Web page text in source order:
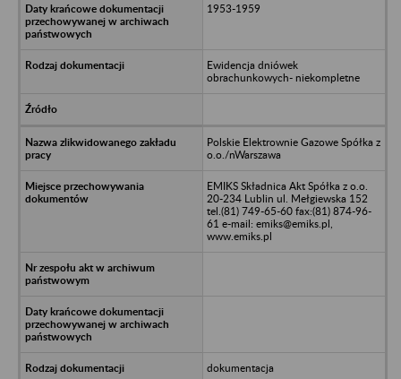
1953-1959
Ewidencja dniówek
obrachunkowych- niekompletne
Polskie Elektrownie Gazowe Spółka z
o.o./nWarszawa
EMIKS Składnica Akt Spółka z o.o.
20-234 Lublin ul. Mełgiewska 152
tel.(81) 749-65-60 fax:(81) 874-96-
61 e-mail: emiks@emiks.pl,
www.emiks.pl
dokumentacja